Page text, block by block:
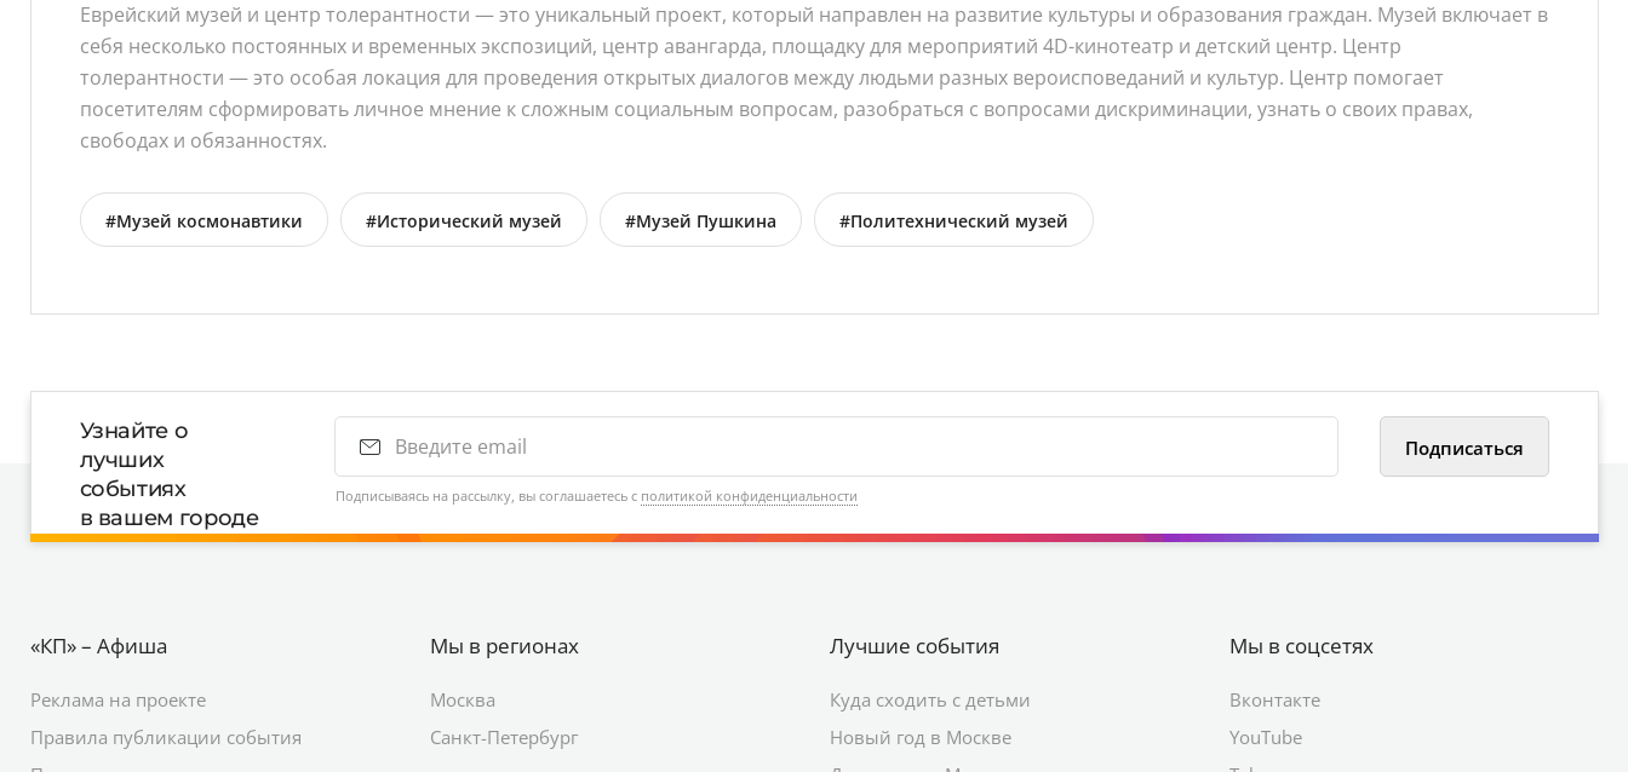
Еврейский музей и центр толерантности — это уникальный проект, который направлен на развитие культуры и образования граждан. Музей включает в
себя несколько постоянных и временных экспозиций, центр авангарда, площадку для мероприятий 4D-кинотеатр и детский центр. Центр
толерантности — это особая локация для проведения открытых диалогов между людьми разных вероисповеданий и культур. Центр помогает
посетителям сформировать личное мнение к сложным социальным вопросам, разобраться с вопросами дискриминации, узнать о своих правах,
свободах и обязанностях.
#Музей космонавтики #Исторический музей #Музей Пушкина #Политехнический музей
Узнайте о
лучших
событиях
в вашем городе
Подписываясь на рассылку, вы соглашаетесь с политикой конфиденциальности
«КП» – Афиша
Реклама на проекте
Правила публикации события
Мы в регионах
Москва
Санкт-Петербург
Лучшие события
Куда сходить с детьми
Новый год в Москве
Мы в соцсетях
Вконтакте
YouTube